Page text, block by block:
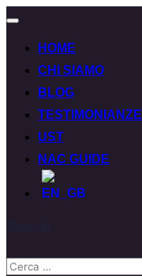
HOME
CHI SIAMO
BLOG
TESTIMONIANZE
UST
NAC GUIDE